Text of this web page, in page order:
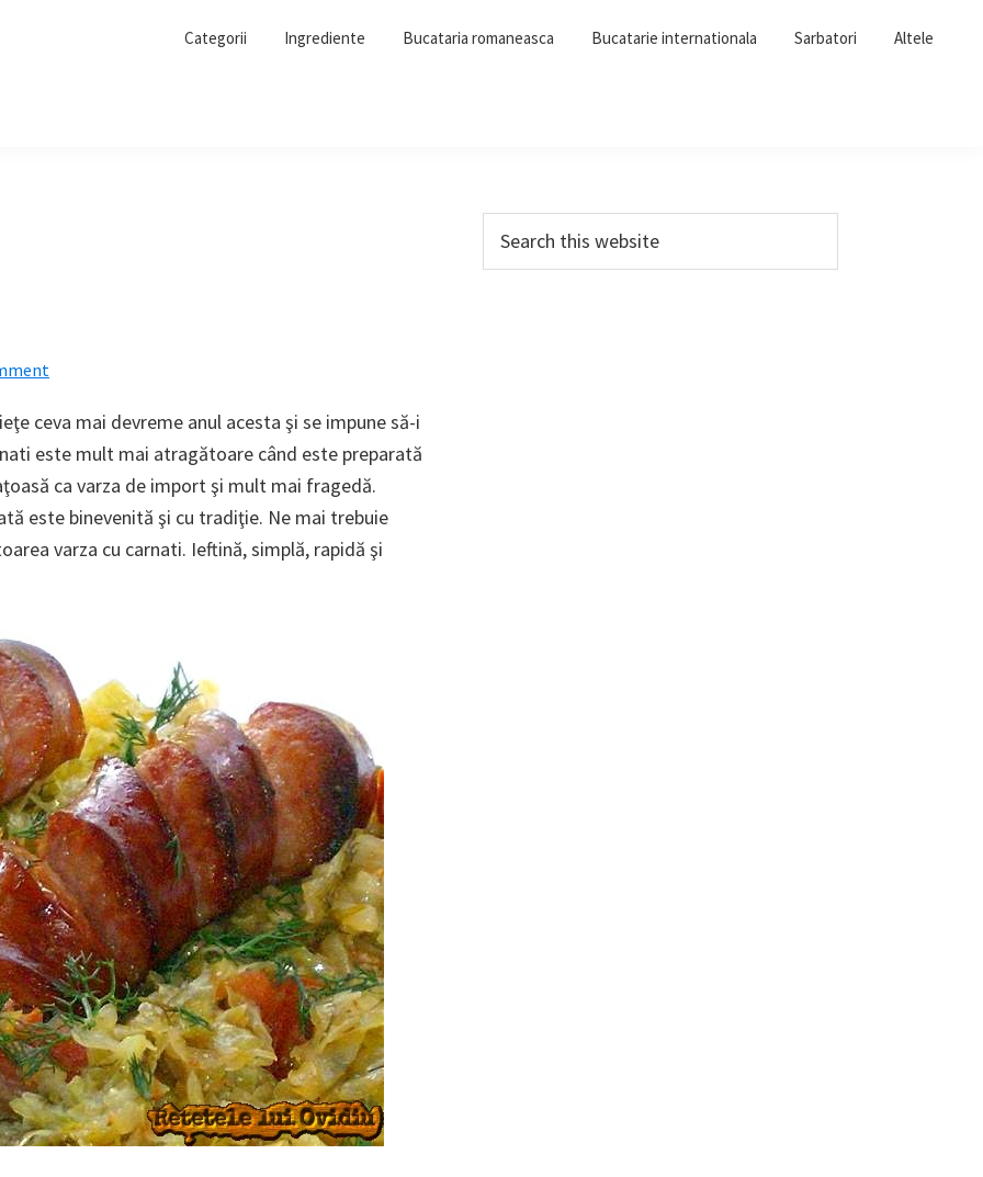
Categorii Ingrediente Bucataria romaneasca Bucatarie internationala Sarbatori Altele
ceva mai devreme anul acesta şi se impune să-i
este mult mai atragătoare când este preparată
ca varza de import şi mult mai fragedă.
este binevenită şi cu tradiţie. Ne mai trebuie
varza cu carnati. Ieftină, simplă, rapidă şi
Primary
Sidebar
this